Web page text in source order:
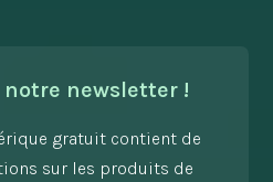
notre newsletter !
gratuit contient de
sur les produits de